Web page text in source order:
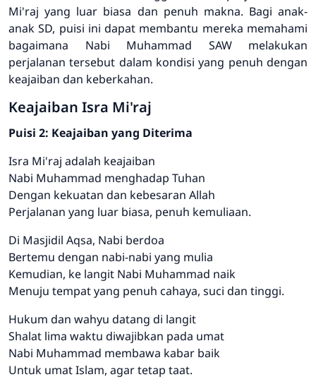
Mi'raj yang luar biasa dan penuh makna. Bagi anak-
anak SD, puisi ini dapat membantu mereka memahami
bagaimana Nabi Muhammad SAW melakukan
perjalanan tersebut dalam kondisi yang penuh dengan
keajaiban dan keberkahan.
Keajaiban Isra Mi'raj
Puisi 2: Keajaiban yang Diterima
Isra Mi'raj adalah keajaiban
Nabi Muhammad menghadap Tuhan
Dengan kekuatan dan kebesaran Allah
Perjalanan yang luar biasa, penuh kemuliaan.
Di Masjidil Aqsa, Nabi berdoa
Bertemu dengan nabi-nabi yang mulia
Kemudian, ke langit Nabi Muhammad naik
Menuju tempat yang penuh cahaya, suci dan tinggi.
Hukum dan wahyu datang di langit
Shalat lima waktu diwajibkan pada umat
Nabi Muhammad membawa kabar baik
Untuk umat Islam, agar tetap taat.